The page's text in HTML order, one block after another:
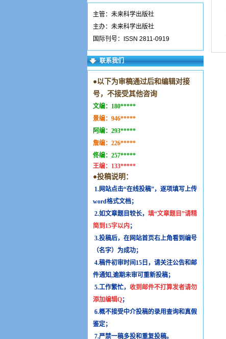
主管：未来科学出版社
主办：未来科学出版社
国际刊号：ISSN 2811-0919
联系我们
●以下为审稿通过后和编辑对接
号，不接受其他咨询
文编： 180*****
景编： 946*****
阿编： 293*****
詹编： 226*****
佟编： 257*****
王编： 133*****
●投稿说明：
1.网站点击“在线投稿”，逐项填写上传
word格式文档；
2.如文章题目较长， 填“文章题目”请精
简到15字以内 ；
3.投稿后，在网站首页右上角看到编号
（名字）为成功；
4.稿件初审时间15日，请关注公告和邮
件通知,逾期未审可重新投稿；
5.工作繁忙， 收到邮件不打算发者请勿
添加编辑Q；
6.概不接受中介投稿的录用查询和真假
鉴定；
7.严禁一稿多投和重复投稿。